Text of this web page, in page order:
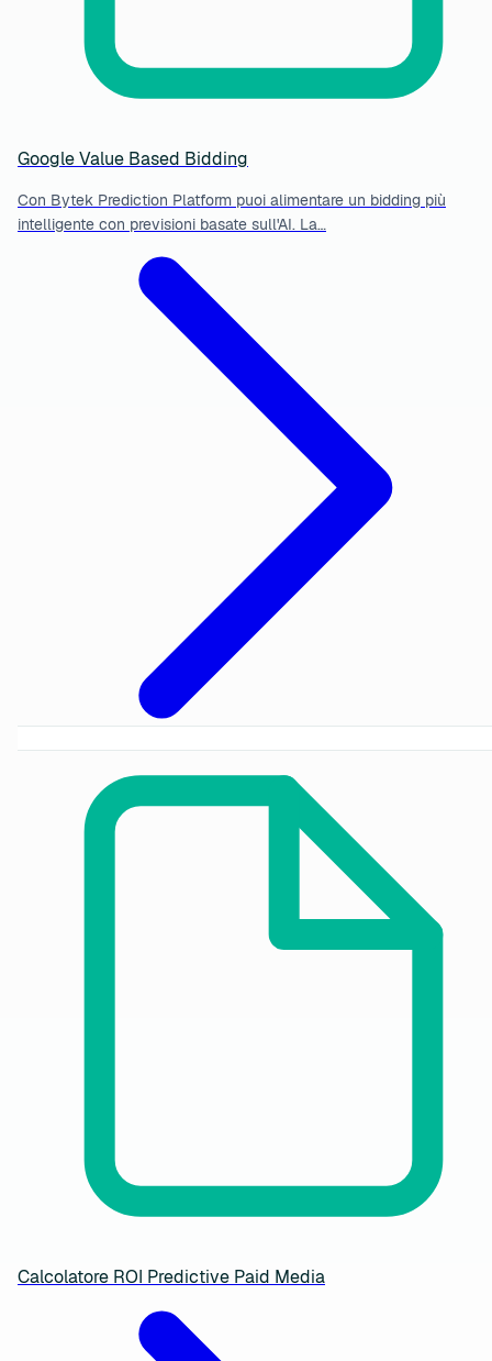
Google Value Based Bidding
Con Bytek Prediction Platform puoi alimentare un bidding più
intelligente con previsioni basate sull'AI. La…
Calcolatore ROI Predictive Paid Media